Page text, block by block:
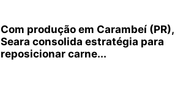
Com produção em Carambeí (PR),
Seara consolida estratégia para
reposicionar carne...